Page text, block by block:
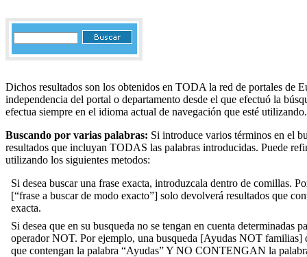
Dichos resultados son los obtenidos en TODA la red de portales de
independencia del portal o departamento desde el que efectuó la
efectua siempre en el idioma actual de navegación que esté utilizando.
Buscando por varias palabras: Si introduce varios términos en el
resultados que incluyan TODAS las palabras introducidas. Puede
utilizando los siguientes metodos:
Si desea buscar una frase exacta, introduzcala dentro de comillas.
[“frase a buscar de modo exacto”] solo devolverá resultados que
exacta.
Si desea que en su busqueda no se tengan en cuenta determinadas
operador NOT. Por ejemplo, una busqueda [Ayudas NOT familias]
que contengan la palabra “Ayudas” Y NO CONTENGAN la